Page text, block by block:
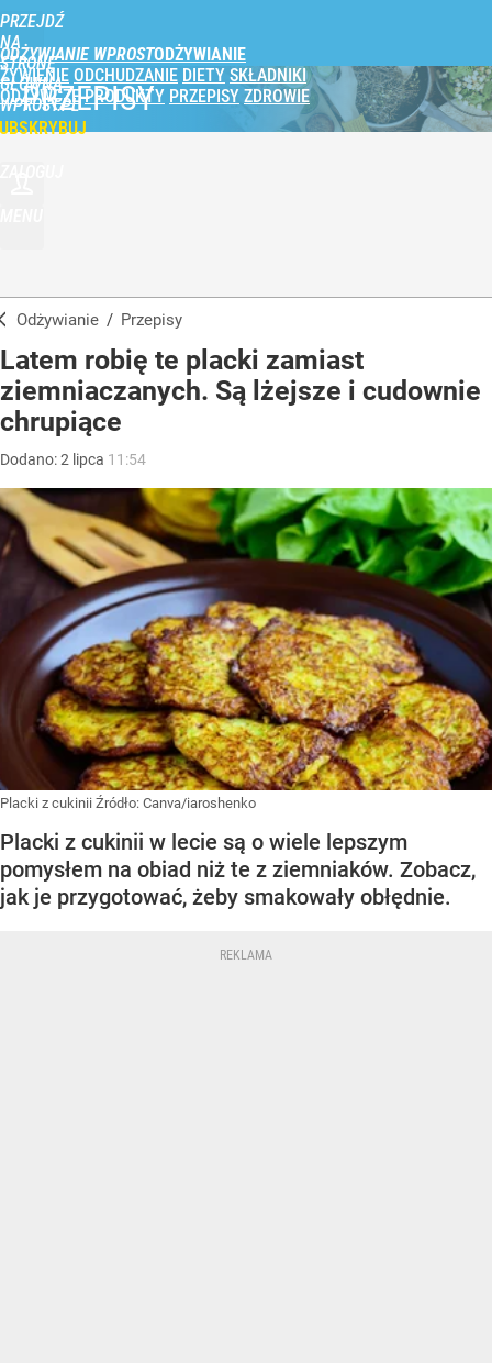
PRZEJDŹ
NA
STRONĘ
GŁÓWNĄ
WPROST.PL
ODŻYWIANIE WPROST
ŻYWIENIE ODCHUDZANIE DIETY SKŁADNIKI
ODŻYWCZE PRODUKTY PRZEPISY ZDROWIE
PRZEPISY
Odżywianie / Przepisy
Latem robię te placki zamiast
ziemniaczanych. Są lżejsze i cudownie
chrupiące
Dodano:2 lipca 11:54
Placki z cukinii Źródło: Canva/iaroshenko
Placki z cukinii w lecie są o wiele lepszym
pomysłem na obiad niż te z ziemniaków. Zobacz,
jak je przygotować, żeby smakowały obłędnie.